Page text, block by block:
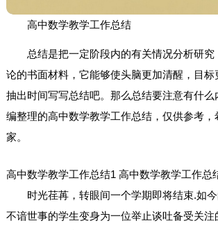
高中数学教学工作总结
总结是把一定阶段内的有关情况分析研
论的书面材料，它能够使头脑更加清醒，目标
抽出时间写写总结吧。那么总结要注意有什
编整理的高中数学教学工作总结，仅供参考
家。
高中数学教学工作总结1
时光荏苒，转眼间一个学期即将结束.如
不谙世事的学生变身为一位举止谈吐备受关
高中数学教学工作总